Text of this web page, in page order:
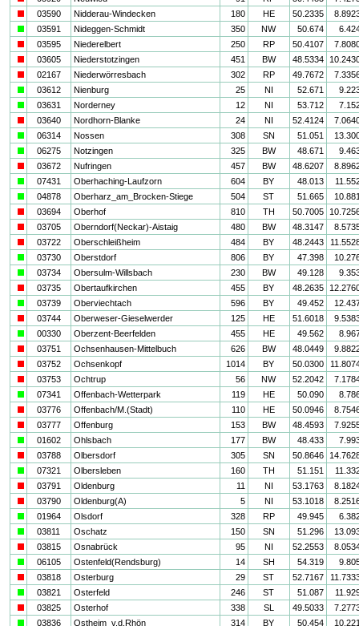
03590 Nidderau-Windecken 180 HE 50.2335
03591 Nideggen-Schmidt 350 NW 50.674
03595 Niederelbert 250 RP 50.4107
03605 Niederstotzingen 451 BW 48.5334
02167 Niederwörresbach 302 RP 49.7672
03612 Nienburg 25 NI 52.671
03631 Norderney 12 NI 53.712
03640 Nordhorn-Blanke 24 NI 52.4124
06314 Nossen 308 SN 51.051
06275 Notzingen 325 BW 48.671
03672 Nufringen 457 BW 48.6207
07431 Oberhaching-Laufzorn 604 BY 48.013
04878 Oberharz_am_Brocken-Stiege 504 ST 51.665
03694 Oberhof 810 TH 50.7005
03705 Oberndorf(Neckar)-Aistaig 480 BW 48.3147
03722 Oberschleißheim 484 BY 48.2443
03730 Oberstdorf 806 BY 47.398
03734 Obersulm-Willsbach 230 BW 49.128
03735 Obertaufkirchen 455 BY 48.2635
03739 Oberviechtach 596 BY 49.452
03744 Oberweser-Gieselwerder 125 HE 51.6018
00330 Oberzent-Beerfelden 455 HE 49.562
03751 Ochsenhausen-Mittelbuch 626 BW 48.0449
03752 Ochsenkopf 1014 BY 50.0300
03753 Ochtrup 56 NW 52.2042
07341 Offenbach-Wetterpark 119 HE 50.090
03776 Offenbach/M.(Stadt) 110 HE 50.0946
03777 Offenburg 153 BW 48.4593
01602 Ohlsbach 177 BW 48.433
03788 Olbersdorf 305 SN 50.8646
07321 Olbersleben 160 TH 51.151
03791 Oldenburg 11 NI 53.1763
03790 Oldenburg(A) 5 NI 53.1018
01964 Olsdorf 328 RP 49.945
03811 Oschatz 150 SN 51.296
03815 Osnabrück 95 NI 52.2553
06105 Ostenfeld(Rendsburg) 14 SH 54.319
03818 Osterburg 29 ST 52.7167
03821 Osterfeld 246 ST 51.087
03825 Osterhof 338 SL 49.5033
03836 Ostheim_v.d.Rhön 314 BY 50.454